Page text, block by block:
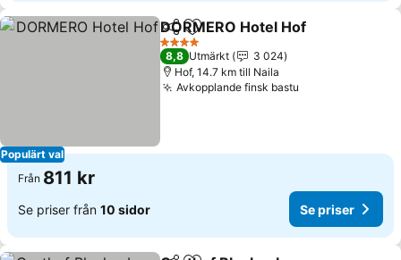
Populärt val
Dela Lägg till i Mina Favoriter
DORMERO Hotel Hof
4 Stjärnor
8,8 Utmärkt
3 024
Hof, 14.7 km till Naila
Avkopplande finsk bastu
Från 811 kr
Se priser från 10 sidor Se priser